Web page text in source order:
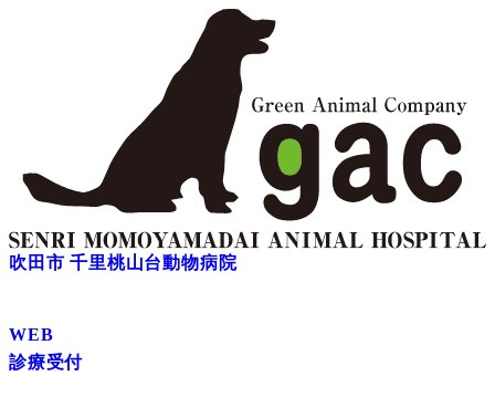
吹田市 千里桃山台動物病院
WEB
診療受付